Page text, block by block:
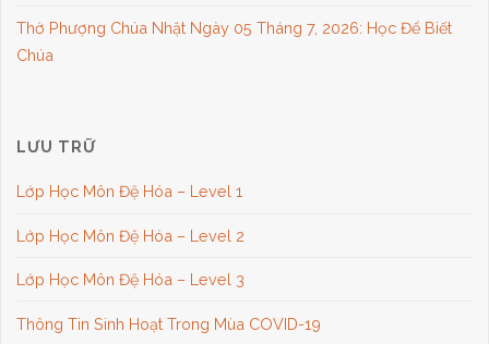
Thờ Phượng Chúa Nhật Ngày 05 Tháng 7, 2026: Học Để Biết
Chúa
LƯU TRỮ
Lớp Học Môn Đệ Hóa – Level 1
Lớp Học Môn Đệ Hóa – Level 2
Lớp Học Môn Đệ Hóa – Level 3
Thông Tin Sinh Hoạt Trong Mùa COVID-19